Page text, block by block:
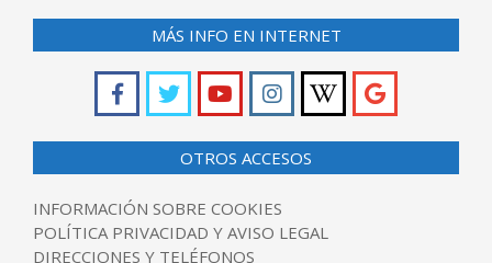
MÁS INFO EN INTERNET
OTROS ACCESOS
INFORMACIÓN SOBRE COOKIES
POLÍTICA PRIVACIDAD Y AVISO LEGAL
DIRECCIONES Y TELÉFONOS